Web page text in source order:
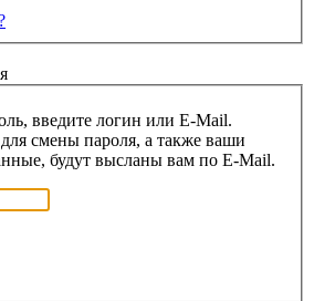
введите логин или E-Mail.
смены пароля, а также ваши
будут высланы вам по E-Mail.